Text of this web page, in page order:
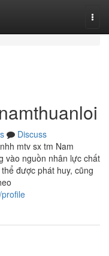
Discuss
mtv sx tm Nam
vào nguồn nhân lực chất
được phát huy, cũng